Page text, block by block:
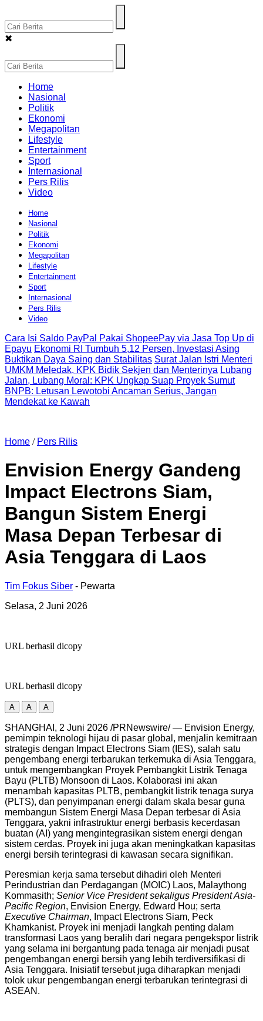
✖
Home
Nasional
Politik
Ekonomi
Megapolitan
Lifestyle
Entertainment
Sport
Internasional
Pers Rilis
Video
Home
Nasional
Politik
Ekonomi
Megapolitan
Lifestyle
Entertainment
Sport
Internasional
Pers Rilis
Video
Cara Isi Saldo PayPal Pakai ShopeePay via Jasa Top Up di
Epayu Ekonomi RI Tumbuh 5,12 Persen, Investasi Asing
Buktikan Daya Saing dan Stabilitas Surat Jalan Istri Menteri
UMKM Meledak, KPK Bidik Sekjen dan Menterinya Lubang
Jalan, Lubang Moral: KPK Ungkap Suap Proyek Sumut
BNPB: Letusan Lewotobi Ancaman Serius, Jangan
Mendekat ke Kawah
Home / Pers Rilis
Envision Energy Gandeng
Impact Electrons Siam,
Bangun Sistem Energi
Masa Depan Terbesar di
Asia Tenggara di Laos
Tim Fokus Siber - Pewarta
Selasa, 2 Juni 2026
URL berhasil dicopy
URL berhasil dicopy
A A A
SHANGHAI, 2 Juni 2026 /PRNewswire/ — Envision Energy,
pemimpin teknologi hijau di pasar global, menjalin kemitraan
strategis dengan Impact Electrons Siam (IES), salah satu
pengembang energi terbarukan terkemuka di Asia Tenggara,
untuk mengembangkan Proyek Pembangkit Listrik Tenaga
Bayu (PLTB) Monsoon di Laos. Kolaborasi ini akan
menambah kapasitas PLTB, pembangkit listrik tenaga surya
(PLTS), dan penyimpanan energi dalam skala besar guna
membangun Sistem Energi Masa Depan terbesar di Asia
Tenggara, yakni infrastruktur energi berbasis kecerdasan
buatan (AI) yang mengintegrasikan sistem energi dengan
sistem cerdas. Proyek ini juga akan meningkatkan kapasitas
energi bersih terintegrasi di kawasan secara signifikan.
Peresmian kerja sama tersebut dihadiri oleh Menteri
Perindustrian dan Perdagangan (MOIC) Laos, Malaythong
Kommasith; Senior Vice President sekaligus President Asia-
Pacific Region, Envision Energy, Edward Hou; serta
Executive Chairman, Impact Electrons Siam, Peck
Khamkanist. Proyek ini menjadi langkah penting dalam
transformasi Laos yang beralih dari negara pengekspor listrik
yang selama ini bergantung pada tenaga air menjadi pusat
pengembangan energi bersih yang lebih terdiversifikasi di
Asia Tenggara. Inisiatif tersebut juga diharapkan menjadi
tolok ukur pengembangan energi terbarukan terintegrasi di
ASEAN.